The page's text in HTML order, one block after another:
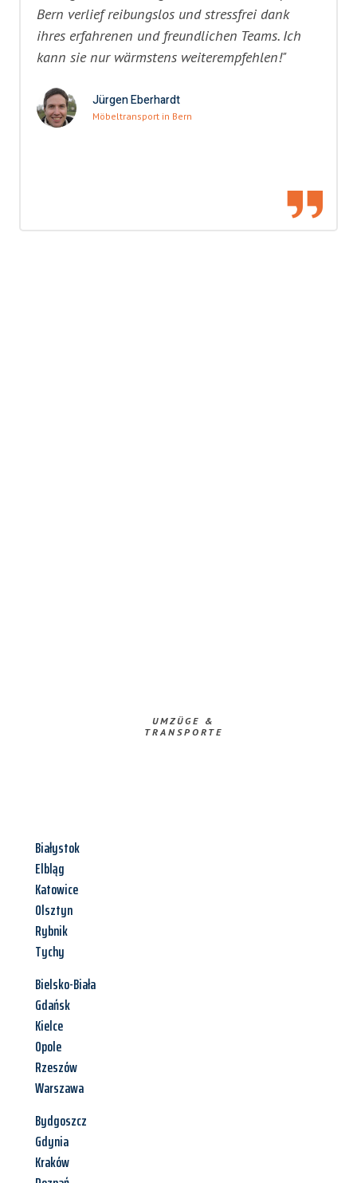
Bern verlief reibungslos und stressfrei dank
ihres erfahrenen und freundlichen Teams. Ich
kann sie nur wärmstens weiterempfehlen!"
Jürgen Eberhardt
Möbeltransport in Bern
UMZÜGE &
TRANSPORTE
Białystok
Elbląg
Katowice
Olsztyn
Rybnik
Tychy
Bielsko-Biała
Gdańsk
Kielce
Opole
Rzeszów
Warszawa
Bydgoszcz
Gdynia
Kraków